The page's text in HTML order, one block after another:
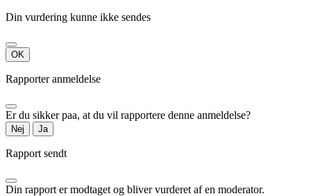
Din vurdering kunne ikke sendes
OK
Rapporter anmeldelse
Er du sikker paa, at du vil rapportere denne anmeldelse?
Nej Ja
Rapport sendt
Din rapport er modtaget og bliver vurderet af en moderator.